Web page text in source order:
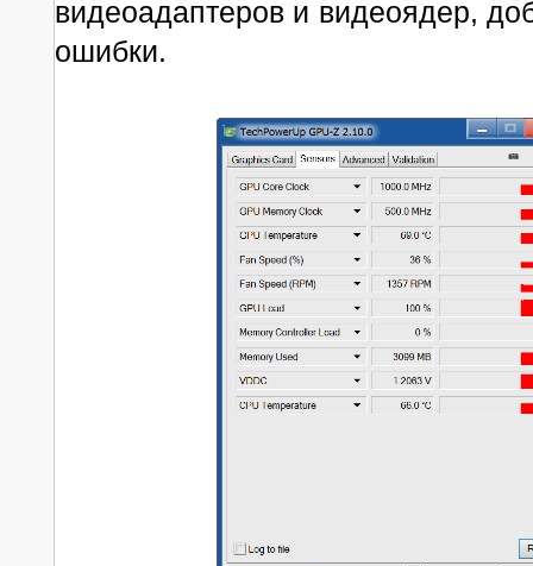
видеоадаптеров и видеоядер,
ошибки.